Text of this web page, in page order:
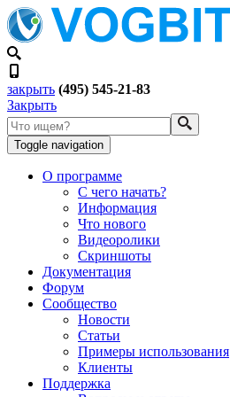
закрыть (495) 545-21-83
Закрыть
Toggle navigation
О программе
С чего начать?
Информация
Что нового
Видеоролики
Скриншоты
Документация
Форум
Сообщество
Новости
Статьи
Примеры использования
Клиенты
Поддержка